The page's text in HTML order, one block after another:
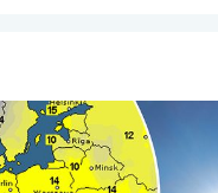
30 stopni. . . niedziela, 2
w roli głównej.